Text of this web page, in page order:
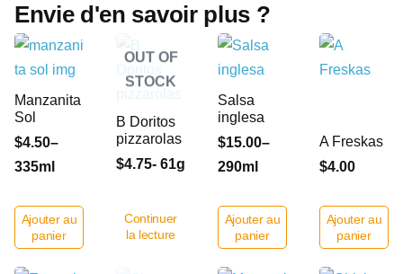
Envie d'en savoir plus ?
Manzanita
Sol
$4.50–
335ml
Ajouter au
panier
OUT OF
STOCK
B Doritos
pizzarolas
$4.75- 61g
Continuer
la lecture
Salsa
inglesa
$15.00–
290ml
Ajouter au
panier
A Freskas
$4.00
Ajouter au
panier